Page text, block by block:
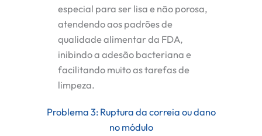
especial para ser lisa e não porosa,
atendendo aos padrões de
qualidade alimentar da FDA,
inibindo a adesão bacteriana e
facilitando muito as tarefas de
limpeza.
Problema 3: Ruptura da correia ou dano
no módulo